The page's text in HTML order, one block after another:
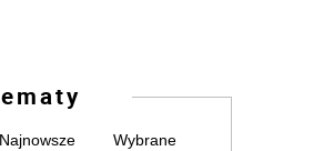
Najnowsze Wybrane